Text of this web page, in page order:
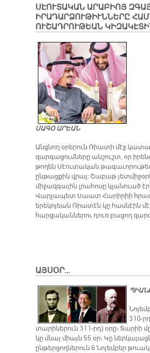
​ՍԷՈՒՏԱԿԱՆ ԱՐԱԲԻՈՅ
ԻՐԱԴԱՐՁՈՒԹԻՒՆՆԵՐԸ
ՈՒՇԱԴՐՈՒԹԵԱՆ
ՍԱԳՕ ԱՐԵԱՆ
Անցնող օրերուն Ռիատի մէջ
զարգացումները անշուշտ, որ
թողեն Սէուտական
ընթացքին վրայ: Շաբաթ
միջազգային լրահոսը կլանուած
Վարչապետ Սաատ Հարիրիի
երեկոյեան Ռիատէն կը հասնէին
հարցականներու դուռ բացող
ԱՅՍՕՐ…
310-
տարիներուն 311-րդ) օրը։ Տարիի
կը մնայ միայն 55 օր։ Կը
ընթերցողներուն 6 Նոյեմբեր